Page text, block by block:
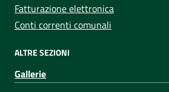
Fatturazione elettronica
Conti correnti comunali
ALTRE SEZIONI
Gallerie